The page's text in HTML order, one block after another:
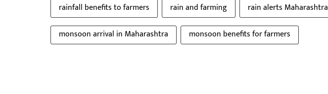
rainfall benefits to farmers
rain and farming
rain alerts Maharashtra
monsoon arrival in Maharashtra
monsoon benefits for farmers